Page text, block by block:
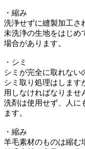
・縮み
洗浄せずに縫製加工さ
未洗浄の生地をはじめ
場合があります。
・シミ
シミが完全に取れない
シミ取り処理はします
用しなければなりませ
洗剤は使用せず、人に
ます。
・縮み
羊毛素材のものは縮む